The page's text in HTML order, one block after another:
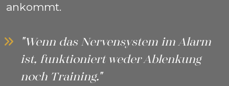
ankommt.
"Wenn das Nervensystem im Alarm
ist, funktioniert weder Ablenkung
noch Training."